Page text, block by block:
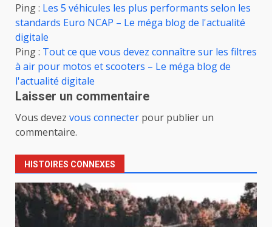
Ping : Les 5 véhicules les plus performants selon les
standards Euro NCAP – Le méga blog de l'actualité
digitale
Ping : Tout ce que vous devez connaître sur les filtres
à air pour motos et scooters – Le méga blog de
l'actualité digitale
Laisser un commentaire
Vous devez vous connecter pour publier un
commentaire.
HISTOIRES CONNEXES